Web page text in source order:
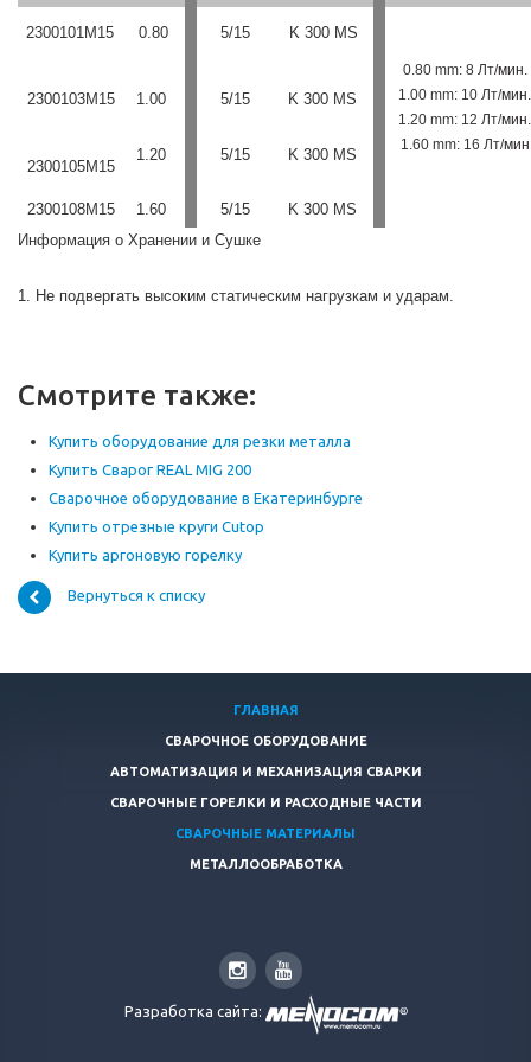
2300101M15 0.80 5/15 K 300 MS
0.80 mm: 8 Лт/мин.
1.00 mm: 10 Лт/мин.
1.20 mm: 12 Лт/мин.
1.60 mm: 16 Лт/
2300103M15 1.00 5/15 K 300 MS
2300105M15
1.20 5/15 K 300 MS
2300108M15 1.60 5/15
K 300 MS
Информация о Xранении и Cушке
1. Не подвергать высоким статическим нагрузкам и ударам.
Смотрите также:
Купить оборудование для резки металла
Купить Сварог REAL MIG 200
Сварочное оборудование в Екатеринбурге
Купить отрезные круги Cutop
Купить аргоновую горелку
Вернуться к списку
ГЛАВНАЯ
СВАРОЧНОЕ ОБОРУДОВАНИЕ
АВТОМАТИЗАЦИЯ И МЕХАНИЗАЦИЯ СВАРКИ
СВАРОЧНЫЕ ГОРЕЛКИ И РАСХОДНЫЕ ЧАСТИ
СВАРОЧНЫЕ МАТЕРИАЛЫ
МЕТАЛЛООБРАБОТКА
Разработка сайта: